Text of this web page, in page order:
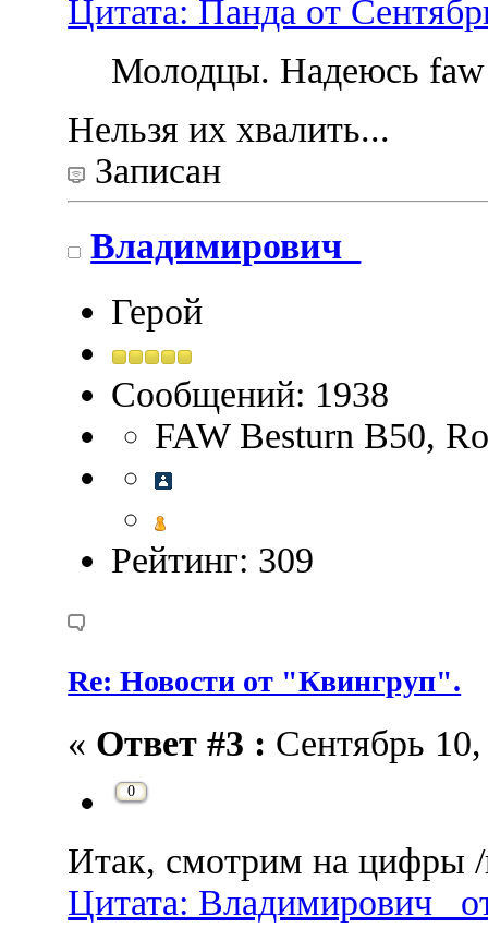
Цитата: Панда от
Молодцы. Надеюсь faw
Нельзя их хвалить...
Записан
Владимирович_
Герой
Сообщений: 1938
FAW Besturn B50,
Рейтинг: 309
Re: Новости от "Квингруп".
« Ответ #3 : Сентябрь
0
Итак, смотрим на цифры /
Цитата: Владимирович_